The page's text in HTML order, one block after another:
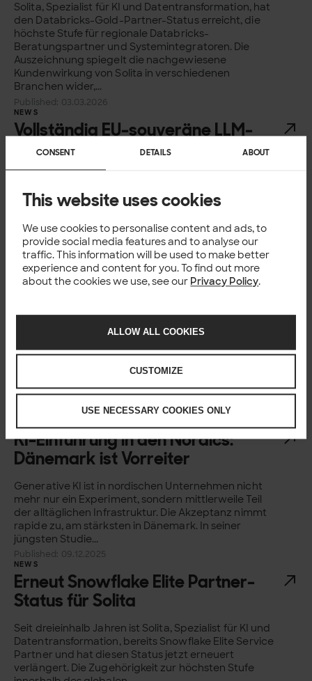
CONSENT DETAILS ABOUT
This website uses cookies
We use cookies to personalise content and ads, to
provide social media features and to analyse our
traffic. This information will be used to make better
experience and content for you. To find out more
about the cookies we use, see our Privacy Policy.
ALLOW ALL COOKIES
CUSTOMIZE
USE NECESSARY COOKIES ONLY
Solita, Spezialist für KI und Datentransformation, hat
den Databricks-Gold-Partner-Status erreicht, die
höchste Stufe für regionale Databricks-
Beratungspartner und Systemintegratoren. Die
Auszeichnung spiegelt die nachgewiesene
Kundenwirkung von Solita in verschiedenen
Branchen wider,...
Published: 03.03.2026
NEWS
Vollständig EU-souveräne LLM-
Plattform von Solita
Deutschland, stellt seine modulare Plattform für
über die europäische Cloud-Plattform UpCloud
bereit. Kunden...
Published: 10.02.2026
NEWS
ISO 9001- und ISO/IEC 20000-1-
Angesichts des anhaltenden Wachstums von Solita
gemeinsame Best Practices eine immer wichtigere
Rolle, um konsistente und qualitativ hochwertige
Hintergrund...
Published: 17.12.2025
KI-Einführung in den Nordics:
Dänemark ist Vorreiter
Generative KI ist in nordischen Unternehmen nicht
mehr nur ein Experiment, sondern mittlerweile Teil
der alltäglichen Infrastruktur. Die Akzeptanz nimmt
rapide zu, am stärksten in Dänemark. In seiner
jüngsten Studie...
Published: 09.12.2025
NEWS
Erneut Snowflake Elite Partner-
Status für Solita
Seit dreieinhalb Jahren ist Solita, Spezialist für KI und
Datentransformation, bereits Snowflake Elite Service
Partner und hat diesen Status jetzt erneuert
verlängert. Die Zugehörigkeit zur höchsten Stufe